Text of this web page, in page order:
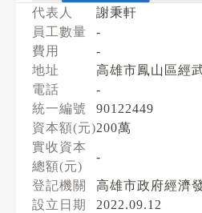
代表人
謝秉軒
員工數量
-
費用
-
地址
高雄市鳳山區經
電話
-
統一編號
90122449
資本額(元)200萬
實收資本
總額(元)
-
登記機關
高雄市政府經濟
設立日期
2022.09.12